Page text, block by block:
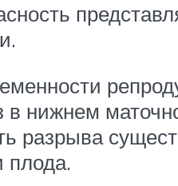
в нижнем
разрыва
плода.